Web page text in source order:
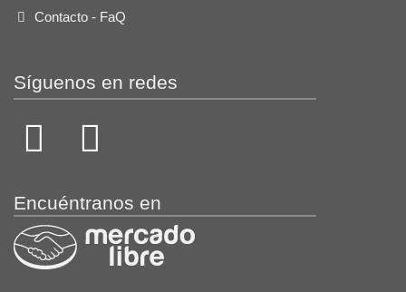
Contacto - FaQ
Síguenos en redes
Encuéntranos en